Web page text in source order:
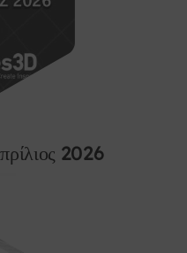
2026